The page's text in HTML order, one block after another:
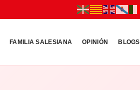
FAMILIA SALESIANA OPINIÓN BLOGS